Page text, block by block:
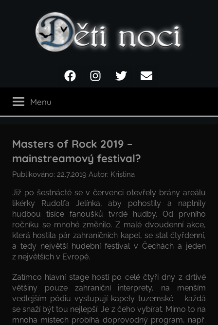
noci
FacebookInstagramTwitter Email
Menu
Masters of Rock 2019 –
mainstreamový festival?
Publikováno: 22.7.2019 Autor: Kristina
Již po šestnácté se v červenci otevřely brány areálu
likérky Rudolfa Jelínka, aby pohostily a naplnily
hudbou tisíce fanoušků tvrdé hudby. Od prvního
ročníku se mnohé změnilo. Z malé dvoudenní akce,
která hostila pár zahraničních kapel, se stal čtyřdenní,
a tedy největší hudební festival v Čechách a jeden
z největších v Evropě.
Zatímco hlavní stage hostí po celé čtyři dny z drtivé
většiny pouze zahraniční interprety, na menším
vedlejším pódiu vystupují kapely tuzemské – každá
se snaží být tou nejlepší. Je z čeho vybírat. Mimo to na
mnoha místech probíhá doprovodný program, např.